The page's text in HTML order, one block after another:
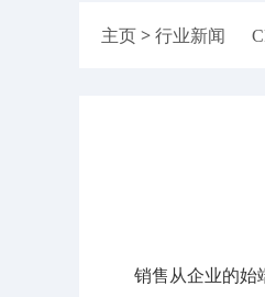
主页 > 行业新闻
销售从企业的始